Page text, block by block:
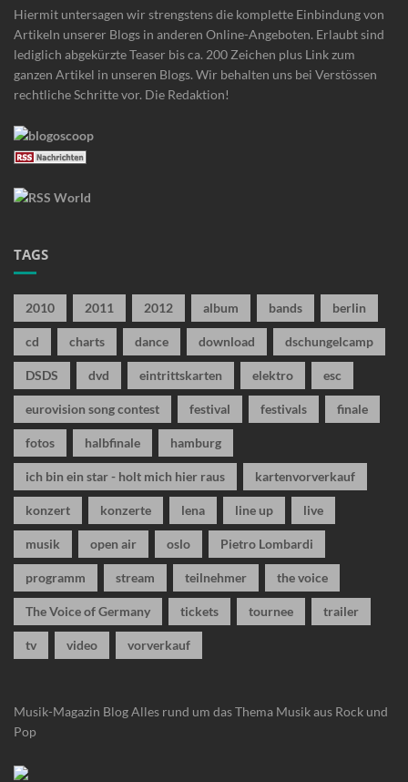
Hiermit untersagen wir strengstens die komplette Einbindung von
Artikeln unserer Blogs in anderen Online-Angeboten. Erlaubt sind
lediglich abgekürzte Teaser bis ca. 200 Zeichen plus Link zum
ganzen Artikel in unseren Blogs. Wir behalten uns bei Verstössen
rechtliche Schritte vor. Die Redaktion!
TAGS
2010 2011 2012 album bands berlin
cd charts dance download dschungelcamp
DSDS dvd eintrittskarten elektro esc
eurovision song contest festival festivals finale
fotos halbfinale hamburg
ich bin ein star - holt mich hier raus kartenvorverkauf
konzert konzerte lena line up live
musik open air oslo Pietro Lombardi
programm stream teilnehmer the voice
The Voice of Germany tickets tournee trailer
tv video vorverkauf
Musik-Magazin BlogAlles rund um das Thema Musik aus Rock und
Pop